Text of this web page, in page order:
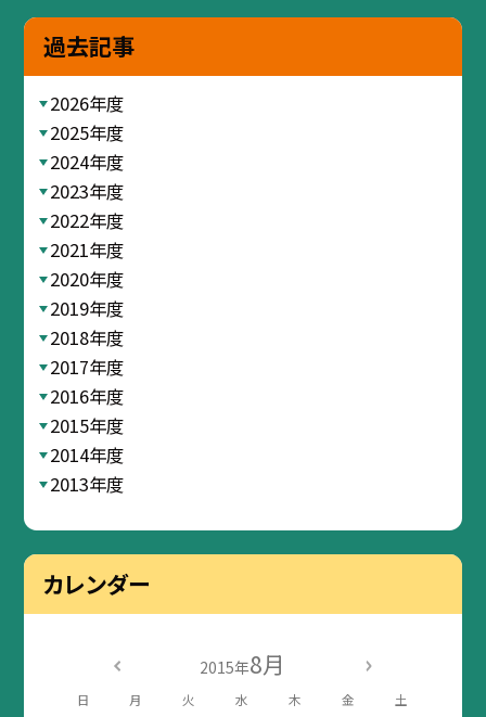
過去記事
2026年度
2025年度
2024年度
2023年度
2022年度
2021年度
2020年度
2019年度
2018年度
2017年度
2016年度
2015年度
2014年度
2013年度
カレンダー
2015年8月
日 月 火 水 木 金 土